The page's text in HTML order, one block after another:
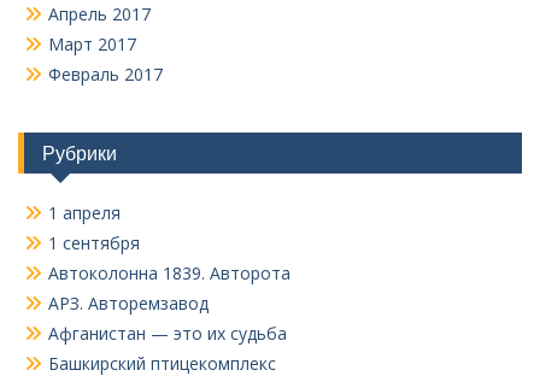
Апрель 2017
Март 2017
Февраль 2017
Рубрики
1 апреля
1 сентября
Автоколонна 1839. Авторота
АРЗ. Авторемзавод
Афганистан — это их судьба
Башкирский птицекомплекс